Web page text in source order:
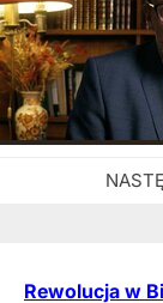
Rewolucja w